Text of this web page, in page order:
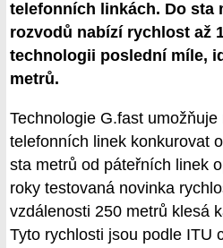
telefonních linkách. Do sta
rozvodů nabízí rychlost až
technologii poslední míle,
metrů.
Technologie G.fast
telefonních linek konkurovat
sta metrů od páteřních linek
roky testovaná novinka
vzdálenosti 250 metrů klesá
Tyto rychlosti jsou podle ITU